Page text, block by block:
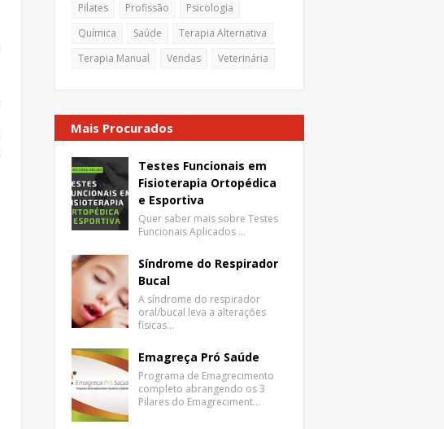
Pilates
Profissão
Psicologia
Química
Saúde
Terapia Alternativa
Terapia Manual
Vendas Veterinária
Mais Procurados
Testes Funcionais em
Fisioterapia Ortopédica
e Esportiva
Quer saber mais sobre Testes
Funcionais Aplicados …
Síndrome do Respirador
Bucal
A síndrome do respirador
oral/bucal leva a alterações
físicas…
Emagreça Pró Saúde
Programa de Emagrecimento
completo abrangendo os 3
Pilares do Emagreciment…